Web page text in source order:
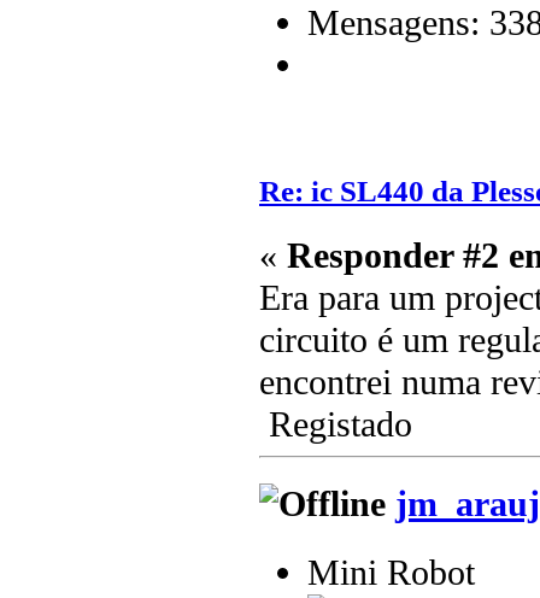
Mensagens:
Re: ic SL440 da
« Responder #2
Era para um
circuito é um
encontrei numa
Registado
Mini Robot